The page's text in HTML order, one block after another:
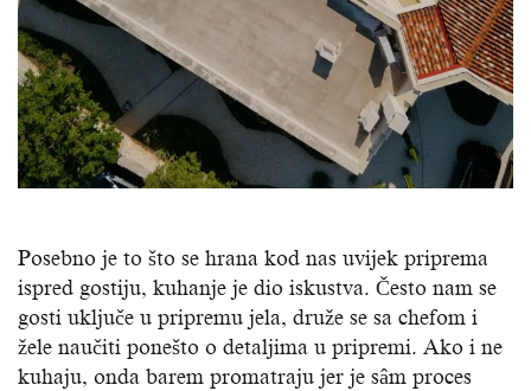
Posebno je to što se hrana kod nas uvijek priprema
ispred gostiju, kuhanje je dio iskustva. Često nam se
gosti uključe u pripremu jela, druže se sa chefom i
žele naučiti ponešto o detaljima u pripremi. Ako i ne
kuhaju, onda barem promatraju jer je sâm proces